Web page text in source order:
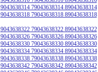
9043638314 79043638314 89043638314
9043638318 79043638318 89043638318
9043638322 79043638322 89043638322
9043638326 79043638326 89043638326
9043638330 79043638330 89043638330
9043638334 79043638334 89043638334
9043638338 79043638338 89043638338
9043638342 79043638342 89043638342